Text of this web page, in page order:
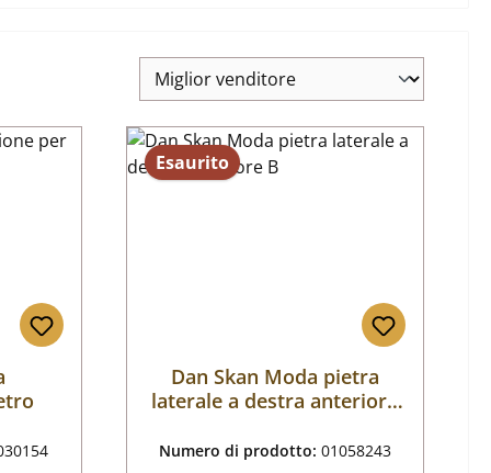
Esaurito
Dan Skan Moda pietra
laterale a destra anteriore
Numero di prodotto: 01058243